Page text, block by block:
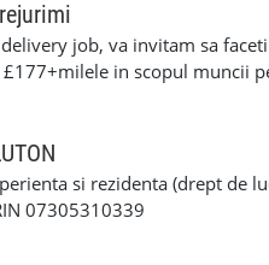
job, va invitam sa
in scopul muncii
in scopul muncii pe zi
de ani •1 an experienta pe
•posibilitatea sa treceti
pe zi) - contract de munca pe
- van oferit de firma contra
si rezidenta (drept de
07305310339